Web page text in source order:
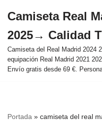
al
contenido
Camiseta Real
2025→ Calidad
Camiseta del Real Madrid 2024
equipación Real Madrid 2021
Envío gratis desde 69 €.
Portada » camiseta del real